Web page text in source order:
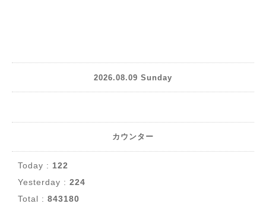
2026.08.09 Sunday
カウンター
Today : 122
Yesterday : 224
Total : 843180